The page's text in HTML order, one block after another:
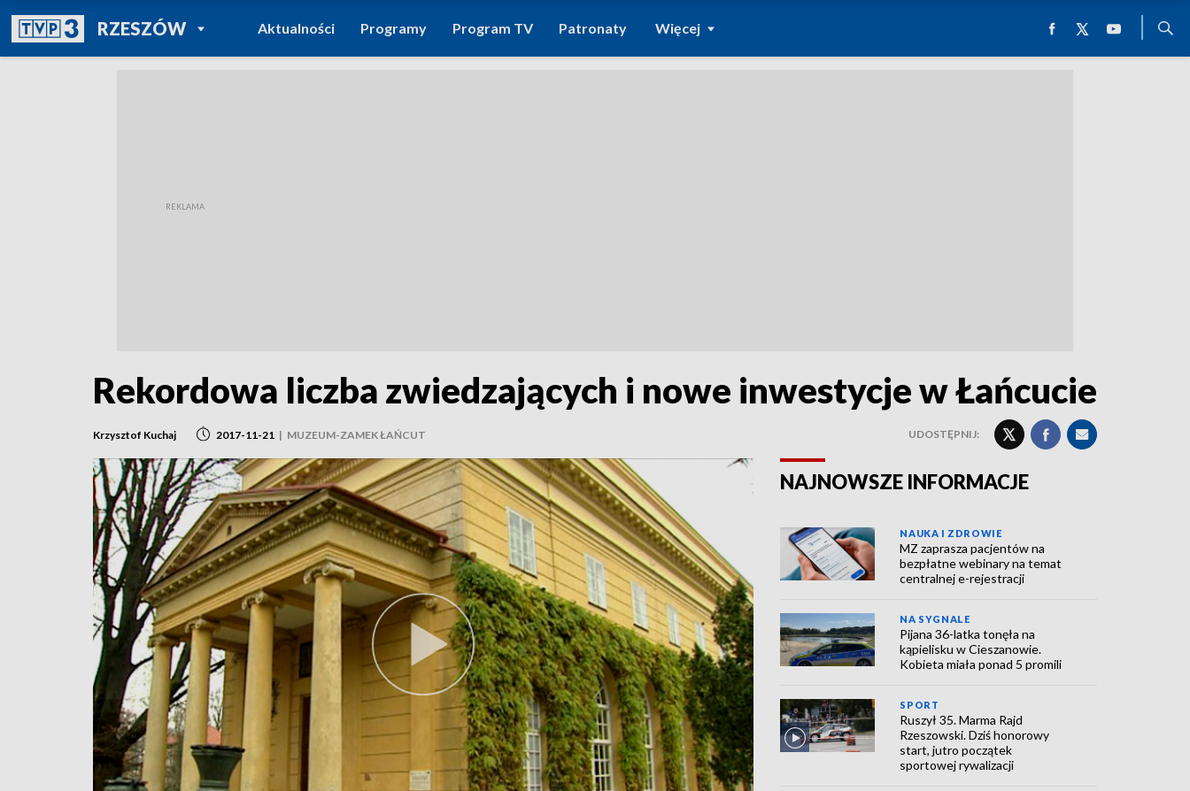
RZESZÓWPOWRÓT DO
TVP REGIONY
Aktualności Programy Program TV Patronaty Więcej
Rekordowa liczba zwiedzających i nowe inwestycje w Łańcucie
Krzysztof Kuchaj 2017-11-21 | MUZEUM-ZAMEK ŁAŃCUT UDOSTĘPNIJ:
NAJNOWSZE INFORMACJE
NAUKA I ZDROWIE
MZ zaprasza pacjentów na
bezpłatne webinary na temat
centralnej e-rejestracji
NA SYGNALE
Pijana 36-latka tonęła na
kąpielisku w Cieszanowie.
Kobieta miała ponad 5 promili
SPORT
Ruszył 35. Marma Rajd
Rzeszowski. Dziś honorowy
start, jutro początek
sportowej rywalizacji